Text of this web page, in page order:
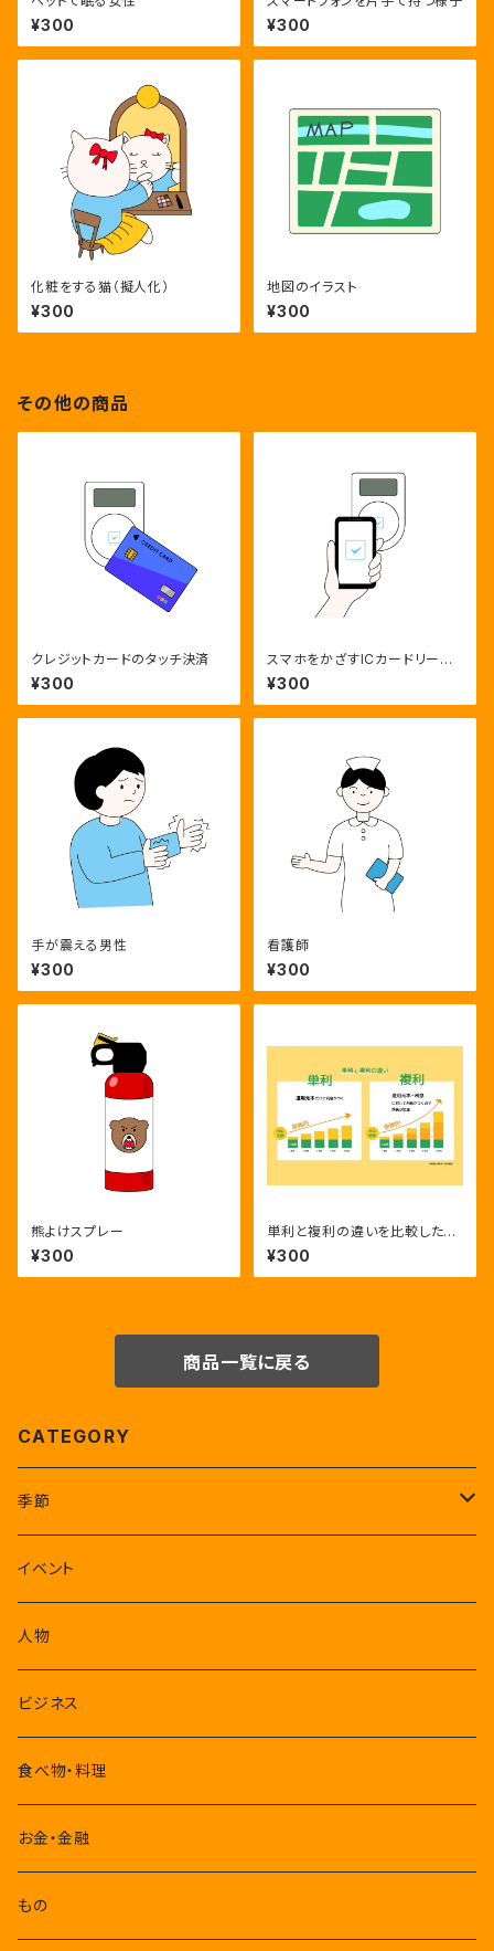
¥300 ¥300
化粧をする猫（擬人化）
¥300
地図のイラスト
¥300
その他の商品
クレジットカードのタッチ決済
¥300
スマホをかざすICカードリーダ
ー
¥300
手が震える男性
¥300
看護師
¥300
熊よけスプレー
¥300
単利と複利の違いを比較した金
融教育図解｜単利,複利,資産運
用,金利,利息,資産形成
¥300
商品一覧に戻る
CATEGORY
季節
1-3月
4-6月
7-9月
10-12月
イベント
人物
ビジネス
食べ物・料理
お金・金融
もの